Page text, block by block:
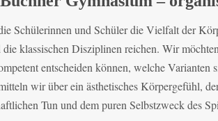
Schülerinnen und Schüler die Vielfalt der
klassischen Disziplinen reichen. Wir
entscheiden können, welche Varianten
wir über ein ästhetisches Körpergefühl,
Tun und dem puren Selbstzweck des